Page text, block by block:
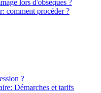
lors d'obsèques ?
comment procéder ?
?
Démarches et tarifs